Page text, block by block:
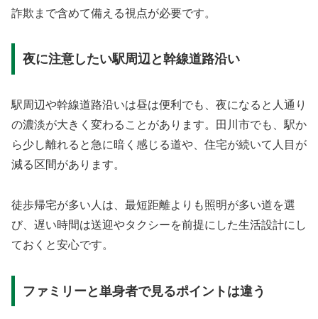
詐欺まで含めて備える視点が必要です。
夜に注意したい駅周辺と幹線道路沿い
駅周辺や幹線道路沿いは昼は便利でも、夜になると人通り
の濃淡が大きく変わることがあります。田川市でも、駅か
ら少し離れると急に暗く感じる道や、住宅が続いて人目が
減る区間があります。
徒歩帰宅が多い人は、最短距離よりも照明が多い道を選
び、遅い時間は送迎やタクシーを前提にした生活設計にし
ておくと安心です。
ファミリーと単身者で見るポイントは違う